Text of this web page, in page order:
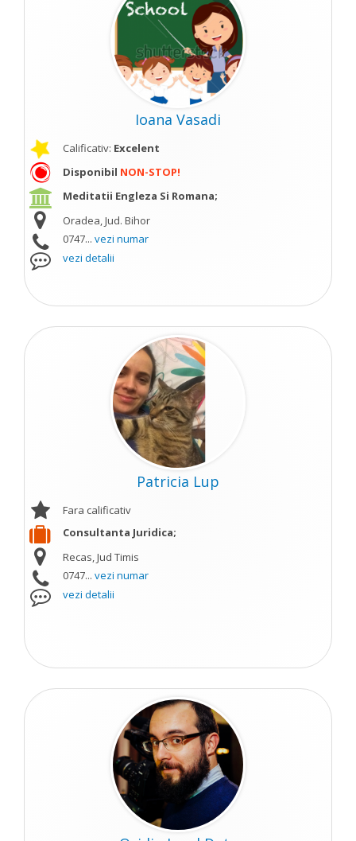
Ioana Vasadi
Calificativ: Excelent
Disponibil NON-STOP!
Meditatii Engleza Si Romana;
Oradea, Jud. Bihor
0747... vezi numar
vezi detalii
Patricia Lup
Fara calificativ
Consultanta Juridica;
Recas, Jud Timis
0747... vezi numar
vezi detalii